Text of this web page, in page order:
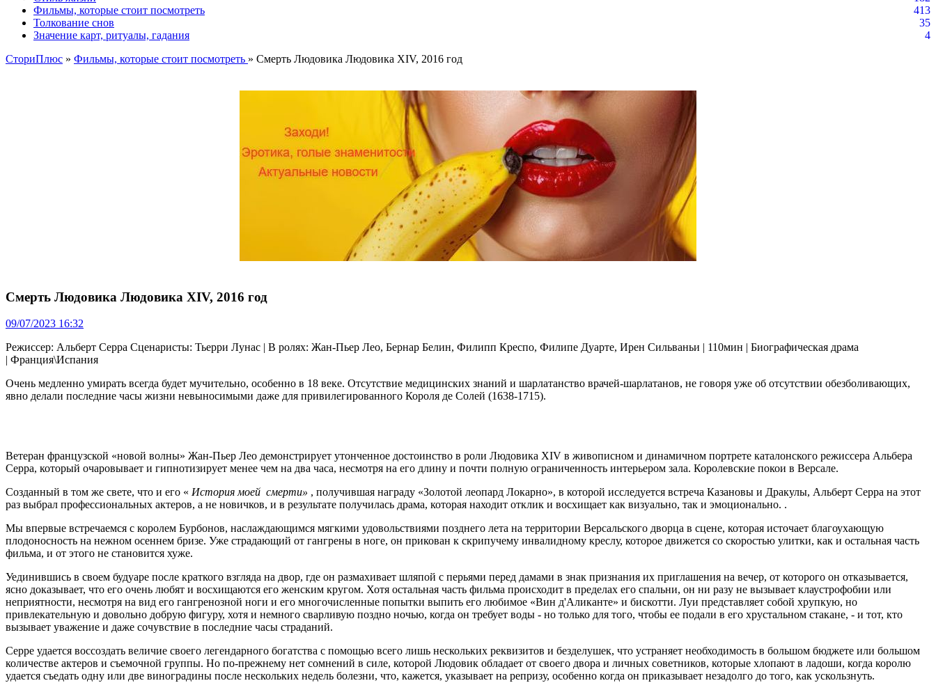
Фильмы, которые стоит посмотреть
413
Толкование снов
35
Значение карт, ритуалы, гадания
4
СториПлюс » Фильмы, которые стоит посмотреть » Смерть Людовика Людовика XIV, 2016 год
Смерть Людовика Людовика XIV, 2016 год
09/07/2023 16:32
Режиссер: Альберт Серра Сценаристы: Тьерри Лунас | В ролях: Жан-Пьер Лео, Бернар Белин, Филипп Креспо, Филипе Дуарте, Ирен Сильваньи | 110мин | Биографическая драма
| Франция\Испания
Очень медленно умирать всегда будет мучительно, особенно в 18 веке. Отсутствие медицинских знаний и шарлатанство врачей-шарлатанов, не говоря уже об отсутствии обезболивающих,
явно делали последние часы жизни невыносимыми даже для привилегированного Короля де Солей (1638-1715).
Ветеран французской «новой волны» Жан-Пьер Лео демонстрирует утонченное достоинство в роли Людовика XIV в живописном и динамичном портрете каталонского режиссера Альбера
Серра, который очаровывает и гипнотизирует менее чем на два часа, несмотря на его длину и почти полную ограниченность интерьером зала. Королевские покои в Версале.
Созданный в том же свете, что и его « История моей смерти» , получившая награду «Золотой леопард Локарно», в которой исследуется встреча Казановы и Дракулы, Альберт Серра на этот
раз выбрал профессиональных актеров, а не новичков, и в результате получилась драма, которая находит отклик и восхищает как визуально, так и эмоционально. .
Мы впервые встречаемся с королем Бурбонов, наслаждающимся мягкими удовольствиями позднего лета на территории Версальского дворца в сцене, которая источает благоухающую
плодоносность на нежном осеннем бризе. Уже страдающий от гангрены в ноге, он прикован к скрипучему инвалидному креслу, которое движется со скоростью улитки, как и остальная часть
фильма, и от этого не становится хуже.
Уединившись в своем будуаре после краткого взгляда на двор, где он размахивает шляпой с перьями перед дамами в знак признания их приглашения на вечер, от которого он отказывается,
ясно доказывает, что его очень любят и восхищаются его женским кругом. Хотя остальная часть фильма происходит в пределах его спальни, он ни разу не вызывает клаустрофобии или
неприятности, несмотря на вид его гангренозной ноги и его многочисленные попытки выпить его любимое «Вин д'Аликанте» и бискотти. Луи представляет собой хрупкую, но
привлекательную и довольно добрую фигуру, хотя и немного сварливую поздно ночью, когда он требует воды - но только для того, чтобы ее подали в его хрустальном стакане, - и тот, кто
вызывает уважение и даже сочувствие в последние часы страданий.
Серре удается воссоздать величие своего легендарного богатства с помощью всего лишь нескольких реквизитов и безделушек, что устраняет необходимость в большом бюджете или большом
количестве актеров и съемочной группы. Но по-прежнему нет сомнений в силе, которой Людовик обладает от своего двора и личных советников, которые хлопают в ладоши, когда королю
удается съедать одну или две виноградины после нескольких недель болезни, что, кажется, указывает на репризу, особенно когда он приказывает незадолго до того, как ускользнуть.